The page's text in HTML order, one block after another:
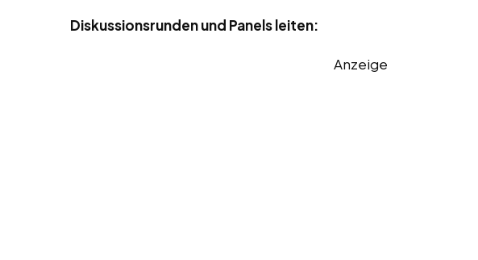
Diskussionsrunden und Panels leiten:
Anzeige